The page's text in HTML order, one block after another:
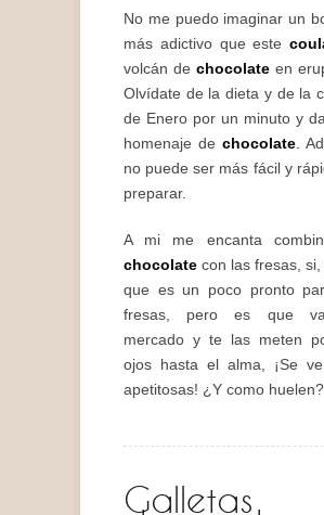
No me puedo imaginar un
más adictivo que este
volcán de chocolate en
Olvídate de la dieta y de la
de Enero por un minuto y
homenaje de chocolate.
no puede ser más fácil y
preparar.
A mi me encanta
chocolate con las fresas, si,
que es un poco pronto
fresas, pero es que
mercado y te las meten
ojos hasta el alma, ¡Se
apetitosas! ¿Y como huelen?
Galletas